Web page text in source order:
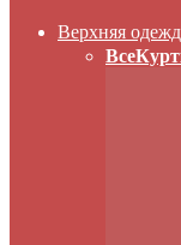
Верхняя
Все